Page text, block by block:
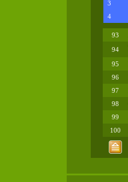
3
4
93
94
95
96
97
98
99
100